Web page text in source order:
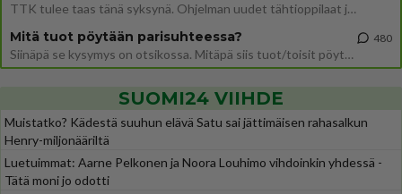
TTK tulee taas tänä syksynä. Ohjelman uudet tähtioppilaat julkistetaan torstaina 6. elokuuta klo 14 alkavassa lehdistö
Mitä tuot pöytään parisuhteessa?
Siinäpä se kysymys on otsikossa. Mitäpä siis tuot/toisit pöytään parisuhteessa? Oletko mies vai nainen? Koetko sen mitä
480
SUOMI24 VIIHDE
Muistatko? Kädestä suuhun elävä Satu sai jättimäisen rahasalkun
Henry-miljonääriltä
Luetuimmat: Aarne Pelkonen ja Noora Louhimo vihdoinkin yhdessä -
Tätä moni jo odotti